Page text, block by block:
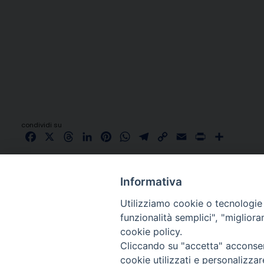
condividi su
FacebookThreadsLinkedInPinterestWhatsApp
Telegram
Copy Email Print
Informativa
Utilizziamo cookie o
funzionalità semplici",
cookie policy.
Cliccando su "accetta"
cookie utilizzati e